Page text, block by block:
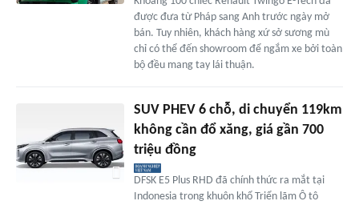
được đưa từ Pháp sang Anh trước ngày mở
bán. Tuy nhiên, khách hàng xứ sở sương mù
chỉ có thể đến showroom để ngắm xe bởi toàn
bộ đều mang tay lái thuận.
SUV PHEV 6 chỗ, di chuyển 119km
không cần đổ xăng, giá gần 700
triệu đồng
DFSK E5 Plus RHD đã chính thức ra mắt tại
Indonesia trong khuôn khổ Triển lãm Ô tô